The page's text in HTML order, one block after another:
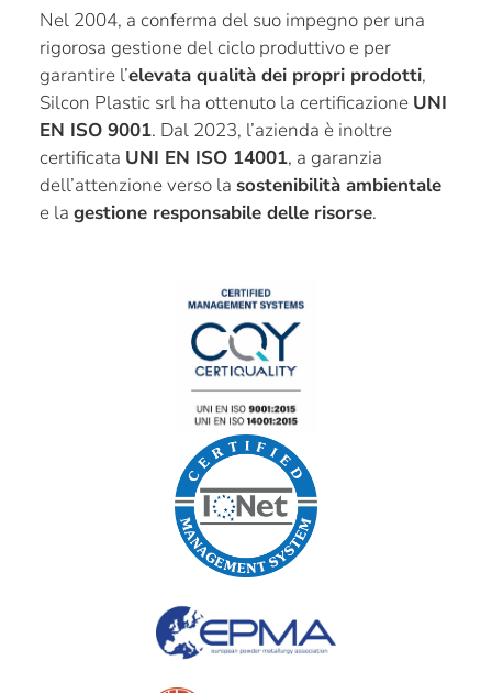
Nel 2004, a conferma del suo impegno per una
rigorosa gestione del ciclo produttivo e per
garantire l’elevata qualità dei propri prodotti,
Silcon Plastic srl ha ottenuto la certificazione UNI
EN ISO 9001. Dal 2023, l’azienda è inoltre
certificata UNI EN ISO 14001, a garanzia
dell’attenzione verso la sostenibilità ambientale
e la gestione responsabile delle risorse.